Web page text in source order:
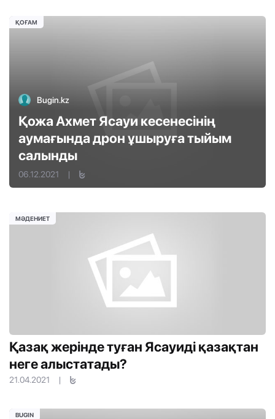
Bugin.kz
Қожа Ахмет Ясауи кесенесінің
аумағында дрон ұшыруға тыйым
салынды
06.12.2021 |
ҚОҒАМ
Қазақ жерінде туған Ясауиді қазақтан
неге алыстатады?
21.04.2021 |
МӘДЕНИЕТ
BUGIN